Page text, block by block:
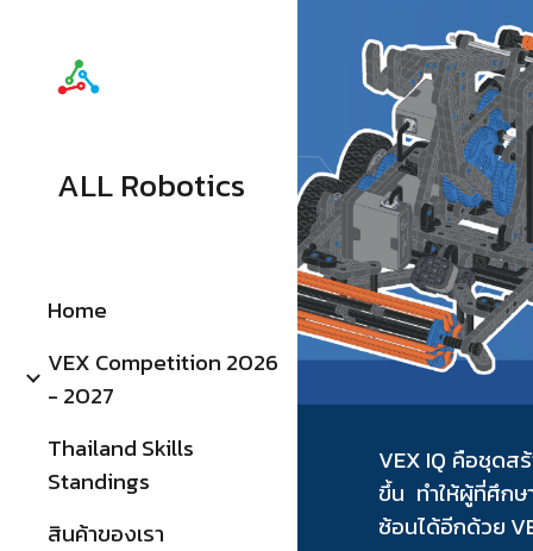
ALL Robotics
Home
VEX Competition 2026
- 2027
Thailand Skills
Standings
สินค้าของเรา
VEX IQ คือชุดส
ขึ้น ทำให้ผู้ที่ศึกษ
ซ้อนได้อีกด้วย